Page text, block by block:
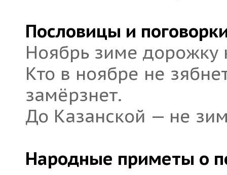
Пословицы и
Ноябрь зиме дорожку
Кто в ноябре не
замёрзнет.
До Казанской — не
Народные приметы о